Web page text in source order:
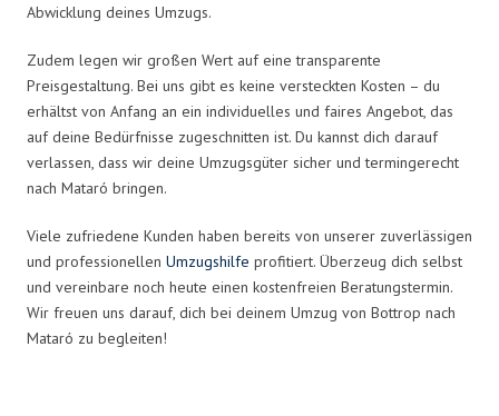
Abwicklung deines Umzugs.
Zudem legen wir großen Wert auf eine transparente
Preisgestaltung. Bei uns gibt es keine versteckten Kosten – du
erhältst von Anfang an ein individuelles und faires Angebot, das
auf deine Bedürfnisse zugeschnitten ist. Du kannst dich darauf
verlassen, dass wir deine Umzugsgüter sicher und termingerecht
nach Mataró bringen.
Viele zufriedene Kunden haben bereits von unserer zuverlässigen
und professionellen Umzugshilfe profitiert. Überzeug dich selbst
und vereinbare noch heute einen kostenfreien Beratungstermin.
Wir freuen uns darauf, dich bei deinem Umzug von Bottrop nach
Mataró zu begleiten!